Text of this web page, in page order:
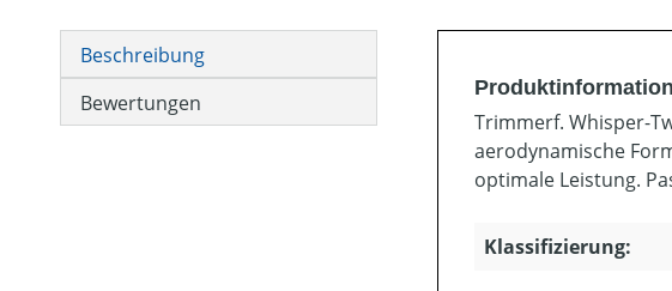
Beschreibung
Bewertungen
Trimmerf. Whisper-
aerodynamische
optimale Leistung.
Klassifizierung: